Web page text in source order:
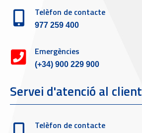
Telèfon de contacte
977 259 400
Emergències
(+34) 900 229 900
Servei d'atenció al client
Telèfon de contacte